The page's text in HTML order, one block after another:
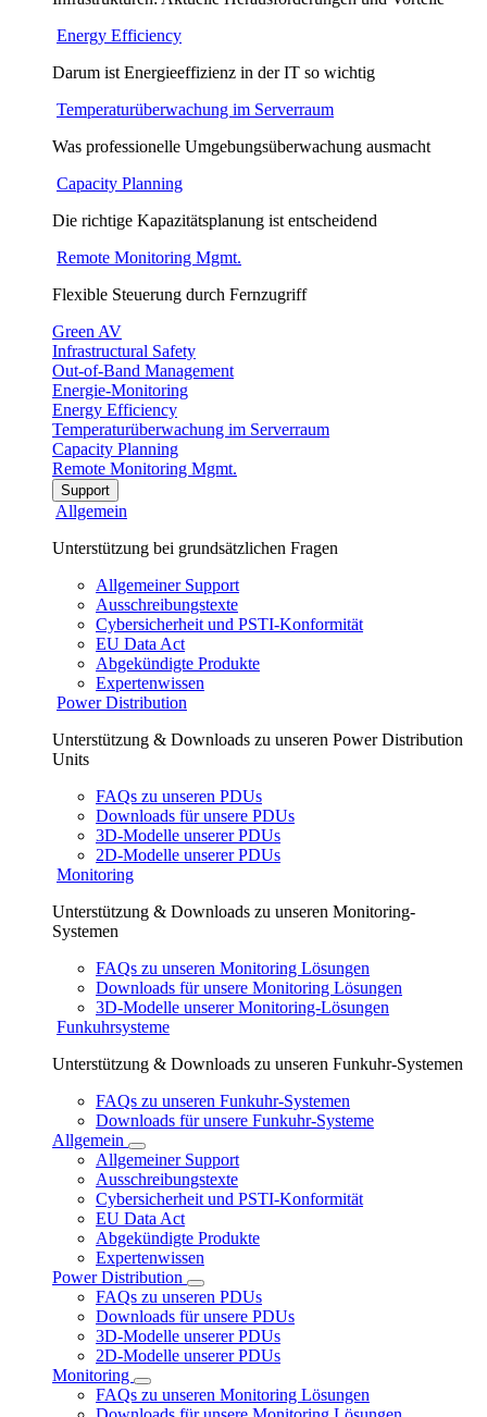
Energy Efficiency
Darum ist Energieeffizienz in der IT so wichtig
Temperaturüberwachung im Serverraum
Was professionelle Umgebungsüberwachung ausmacht
Capacity Planning
Die richtige Kapazitätsplanung ist entscheidend
Remote Monitoring Mgmt.
Flexible Steuerung durch Fernzugriff
Green AV
Infrastructural Safety
Out-of-Band Management
Energie-Monitoring
Energy Efficiency
Temperaturüberwachung im Serverraum
Capacity Planning
Remote Monitoring Mgmt.
Support
Allgemein
Unterstützung bei grundsätzlichen Fragen
Allgemeiner Support
Ausschreibungstexte
Cybersicherheit und PSTI-Konformität
EU Data Act
Abgekündigte Produkte
Expertenwissen
Power Distribution
Unterstützung & Downloads zu unseren Power Distribution
Units
FAQs zu unseren PDUs
Downloads für unsere PDUs
3D-Modelle unserer PDUs
2D-Modelle unserer PDUs
Monitoring
Unterstützung & Downloads zu unseren Monitoring-
Systemen
FAQs zu unseren Monitoring Lösungen
Downloads für unsere Monitoring Lösungen
3D-Modelle unserer Monitoring-Lösungen
Funkuhrsysteme
Unterstützung & Downloads zu unseren Funkuhr-Systemen
FAQs zu unseren Funkuhr-Systemen
Downloads für unsere Funkuhr-Systeme
Allgemein
Allgemeiner Support
Ausschreibungstexte
Cybersicherheit und PSTI-Konformität
EU Data Act
Abgekündigte Produkte
Expertenwissen
Power Distribution
FAQs zu unseren PDUs
Downloads für unsere PDUs
3D-Modelle unserer PDUs
2D-Modelle unserer PDUs
Monitoring
FAQs zu unseren Monitoring Lösungen